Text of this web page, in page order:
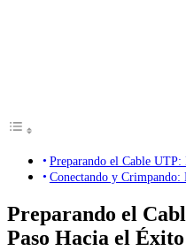
Preparando el Cable
Conectando y
Preparando el
Paso Hacia el Éxito